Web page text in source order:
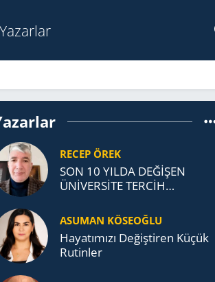
Yazarlar
RECEP ÖREK
SON 10 YILDA DEĞİŞEN
ÜNİVERSİTE TERCİH
ASUMAN KÖSEOĞLU
Ha­ya­tı­mı­zı De­ğiş­ti­ren Küçük
Ru­tin­ler